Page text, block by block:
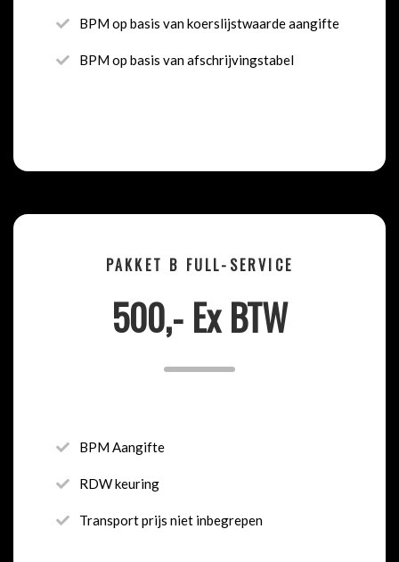
BPM op basis van koerslijstwaarde aangifte
BPM op basis van afschrijvingstabel
PAKKET B FULL-SERVICE
500,- Ex BTW
BPM Aangifte
RDW keuring
Transport prijs niet inbegrepen